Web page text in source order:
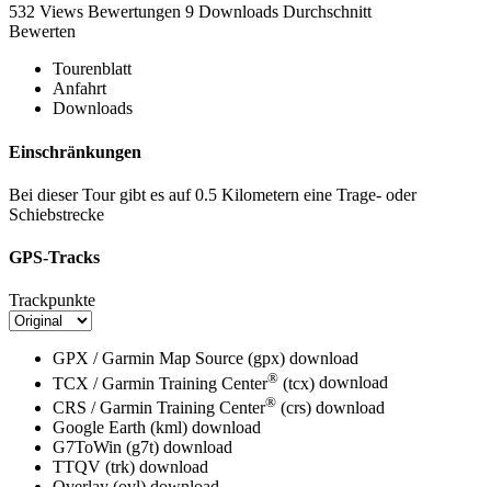
532 Views Bewertungen 9 Downloads Durchschnitt
Bewerten
Tourenblatt
Anfahrt
Downloads
Einschränkungen
Bei dieser Tour gibt es auf 0.5 Kilometern eine Trage- oder
Schiebstrecke
GPS-Tracks
Trackpunkte
GPX / Garmin Map Source (gpx) download
TCX / Garmin Training Center® (tcx) download
CRS / Garmin Training Center® (crs) download
Google Earth (kml) download
G7ToWin (g7t) download
TTQV (trk) download